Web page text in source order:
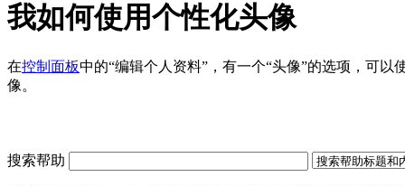
我如何使用个性化头像
在控制面板中的“编辑个人资料”，有一个“头像”的选项，可以
像。
搜索帮助